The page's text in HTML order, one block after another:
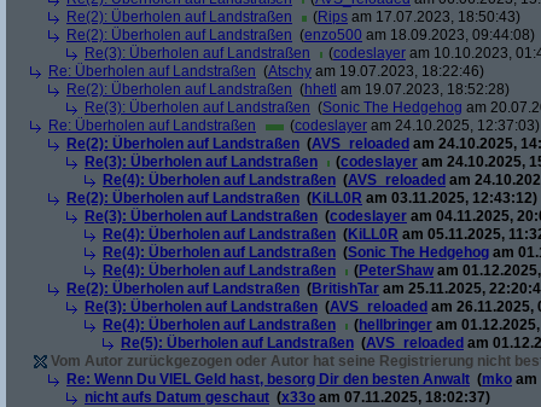
Re(2): Überholen auf Landstraßen
(Rips am 17.07.2023, 18:50:43)
Re(2): Überholen auf Landstraßen (enzo500 am 18.09.2023, 09:44:08)
Re(3): Überholen auf Landstraßen
(codeslayer am 10.10.2023,
Re: Überholen auf Landstraßen (Atschy am 19.07.2023, 18:22:46)
Re(2): Überholen auf Landstraßen (hhetl am 19.07.2023, 18:52:28)
Re(3): Überholen auf Landstraßen (Sonic The Hedgehog am
Re: Überholen auf Landstraßen
(codeslayer am 24.10.2025, 12:37:03)
Re(2): Überholen auf Landstraßen (AVS_reloaded am 24.10.2025,
Re(3): Überholen auf Landstraßen
(codeslayer am 24.10.2025,
Re(4): Überholen auf Landstraßen (AVS_reloaded am
Re(2): Überholen auf Landstraßen (KiLL0R am 03.11.2025, 12:43:12)
Re(3): Überholen auf Landstraßen (codeslayer am 04.11.2025,
Re(4): Überholen auf Landstraßen (KiLL0R am 05.11.2025,
Re(4): Überholen auf Landstraßen (Sonic The Hedgehog am
Re(4): Überholen auf Landstraßen
(PeterShaw am
Re(2): Überholen auf Landstraßen (BritishTar am 25.11.2025,
Re(3): Überholen auf Landstraßen (AVS_reloaded am 26.11.2025,
Re(4): Überholen auf Landstraßen
(hellbringer am
Re(5): Überholen auf Landstraßen (AVS_reloaded am
Vom Autor zurückgezogen oder Autor hat seine Registrierung nicht
Re: Wenn Du VIEL Geld hast, besorg Dir den besten Anwalt (mko am
nicht aufs Datum geschaut (x33o am 07.11.2025, 18:02:37)